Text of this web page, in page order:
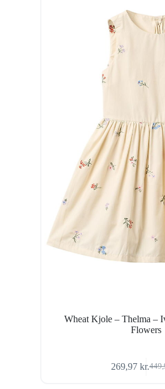
Wheat Kjole – Thelma –
Flowers
Den
269,97 kr.Den